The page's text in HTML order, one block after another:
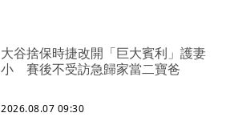
大谷捨保時捷改開「巨大賓利」護妻
小 賽後不受訪急歸家當二寶爸
2026.08.07 09:30